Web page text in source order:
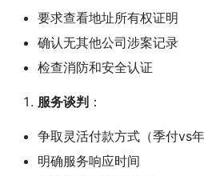
要求查看地址所有权证明
确认无其他公司涉案记录
检查消防和安全认证
服务谈判 ：
争取灵活付款方式（季付vs年
明确服务响应时间